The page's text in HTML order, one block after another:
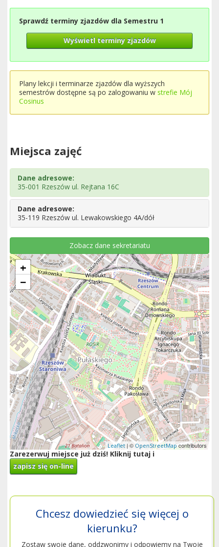
Sprawdź terminy zjazdów dla Semestru 1
Wyświetl terminy zjazdów
Plany lekcji i terminarze zjazdów dla wyższych
semestrów dostępne są po zalogowaniu w strefie Mój
Cosinus
Miejsca zajęć
Dane adresowe:
35-001 Rzeszów ul. Rejtana 16C
Dane adresowe:
35-119 Rzeszów ul. Lewakowskiego 4A/dół
Zobacz dane sekretariatu
+
−
Leaflet | © OpenStreetMap contributors
Zarezerwuj miejsce już dziś! Kliknij tutaj i
zapisz się on-line
Chcesz dowiedzieć się więcej o
kierunku?
Zostaw swoje dane, oddzwonimy i odpowiemy na Twoje